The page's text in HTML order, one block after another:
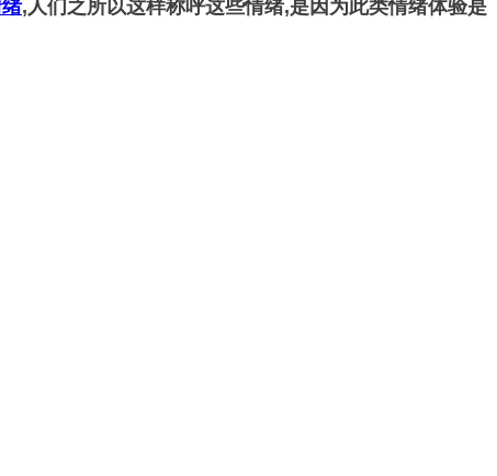
,人们之所以这样称呼这些情绪,是因为此类情绪体验是